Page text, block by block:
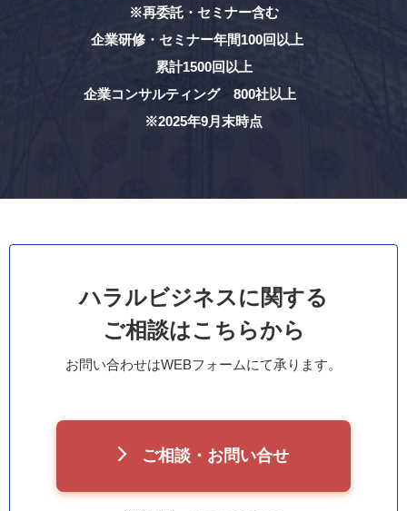
※再委託・セミナー含む
企業研修・セミナー年間100回以上
累計1500回以上
企業コンサルティング 800社以上
※2025年9月末時点
ハラルビジネスに関する
ご相談はこちらから
お問い合わせはWEBフォームにて承ります。
ご相談・お問い合せ